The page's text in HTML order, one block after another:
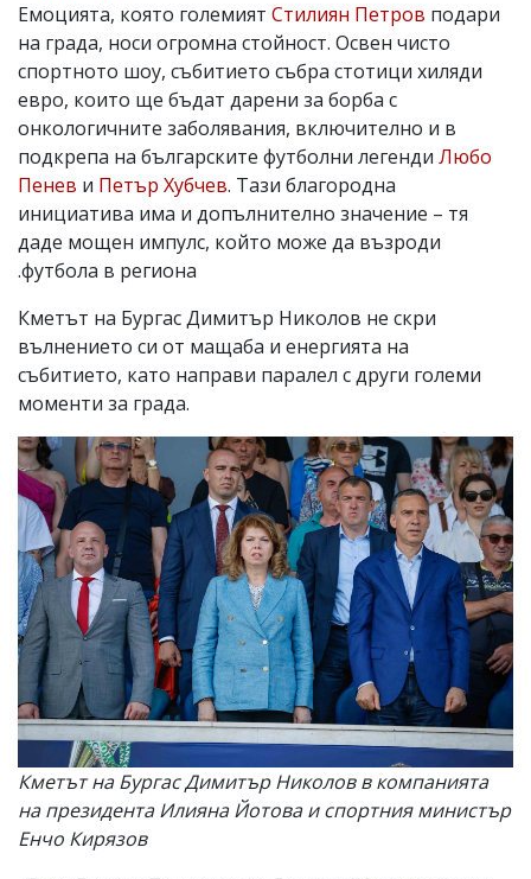
Емоцията, която големият Стилиян Петров подари
на града, носи огромна стойност. Освен чисто
спортното шоу, събитието събра стотици хиляди
евро, които ще бъдат дарени за борба с
онкологичните заболявания, включително и в
подкрепа на българските футболни легенди Любо
Пенев и Петър Хубчев. Тази благородна
инициатива има и допълнително значение – тя
даде мощен импулс, който може да възроди
футбола в региона.
Кметът на Бургас Димитър Николов не скри
вълнението си от мащаба и енергията на
събитието, като направи паралел с други големи
моменти за града.
Кметът на Бургас Димитър Николов в компанията
на президента Илияна Йотова и спортния министър
Енчо Кирязов